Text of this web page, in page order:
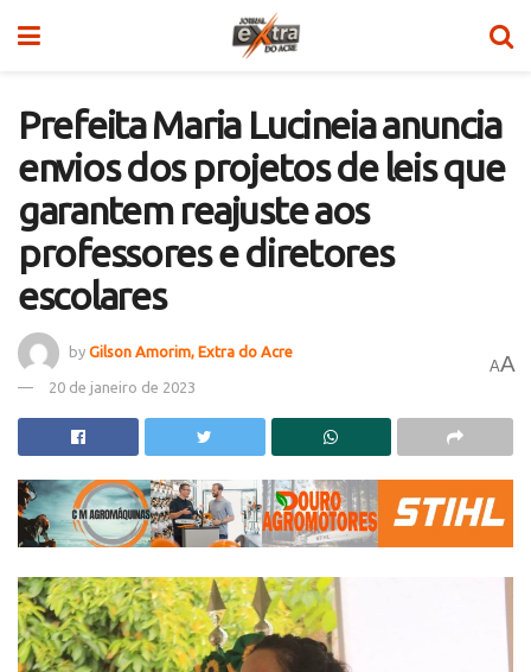
Prefeita Maria Lucineia anuncia
envios dos projetos de leis que
garantem reajuste aos
professores e diretores
escolares
by Gilson Amorim, Extra do Acre
20 de janeiro de 2023
AA